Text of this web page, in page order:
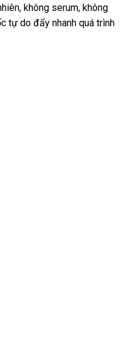
không serum, không
tự do đẩy nhanh quá trình